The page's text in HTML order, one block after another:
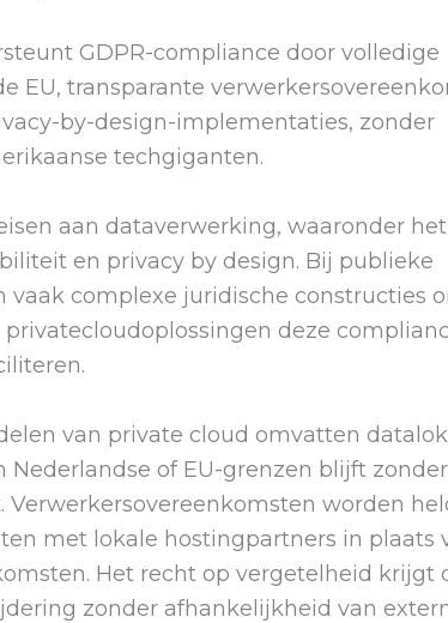
GDPR-compliance door volledige
EU, transparante
by-design-implementaties, zonder
techgiganten.
aan dataverwerking, waaronder
en privacy by design. Bij publieke
vaak complexe juridische constructies
deze
van private cloud omvatten
of EU-grenzen blijft
Verwerkersovereenkomsten worden
met lokale hostingpartners in plaats
Het recht op vergetelheid krijgt
zonder afhankelijkheid van